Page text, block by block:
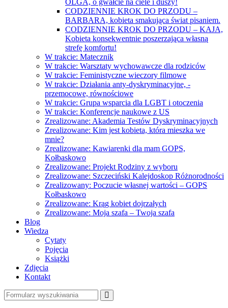
CODZIENNIE KROK DO PRZODU –
BARBARA, kobieta smakująca świat pisaniem.
CODZIENNIE KROK DO PRZODU – KAJA,
Kobieta konsekwentnie poszerzająca własną
strefę komfortu!
W trakcie: Matecznik
W trakcie: Warsztaty wychowawcze dla rodziców
W trakcie: Feministyczne wieczory filmowe
W trakcie: Działania anty-dyskryminacyjne, -
przemocowe, równościowe
W trakcie: Grupa wsparcia dla LGBT i otoczenia
W trakcie: Konferencje naukowe z US
Zrealizowane: Akademia Testów Dyskryminacyjnych
Zrealizowane: Kim jest kobieta, która mieszka we
mnie?
Zrealizowane: Kawiarenki dla mam GOPS,
Kołbaskowo
Zrealizowane: Projekt Rodziny z wyboru
Zrealizowane: Szczeciński Kalejdoskop Różnorodności
Zrealizowany: Poczucie własnej wartości – GOPS
Kołbaskowo
Zrealizowane: Krąg kobiet dojrzałych
Zrealizowane: Moja szafa – Twoja szafa
Blog
Wiedza
Cytaty
Pojęcia
Książki
Zdjęcia
Kontakt